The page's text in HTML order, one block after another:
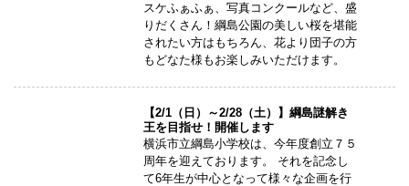
スケふぁふぁ、写真コンクールなど、盛
りだくさん！綱島公園の美しい桜を堪能
されたい方はもちろん、花より団子の方
もどなた様もお楽しみいただけます。
【2/1（日）～2/28（土）】綱島謎解き
王を目指せ！開催します
横浜市立綱島小学校は、今年度創立７５
周年を迎えております。 それを記念し
て6年生が中心となって様々な企画を行